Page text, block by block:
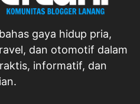
gaya hidup pria,
dan otomotif dalam
informatif, dan